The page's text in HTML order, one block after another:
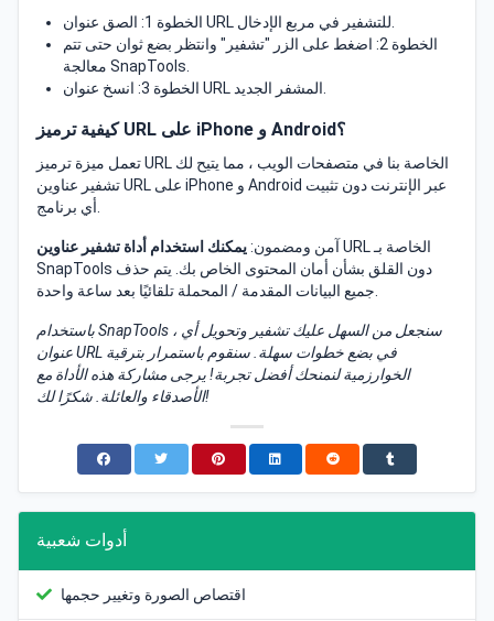
الخطوة 2: اضغط على الزر "تشفير" وانتظر بضع ثوان حتى تتم
معالجة SnapTools.
كيفية ترميز URL على iPhone و Android؟
تعمل ميزة ترميز URL الخاصة بنا في متصفحات الويب ، مما يتيح لك
تشفير عناوين URL على iPhone و Android عبر الإنترنت دون تثبيت
آمن ومضمون:يمكنك استخدام أداة تشفير عناوين
URL الخاصة بـ
SnapTools دون القلق بشأن أمان المحتوى الخاص بك. يتم حذف
باستخدام SnapTools ، سنجعل من السهل عليك تشفير وتحويل أي
عنوان URL في بضع خطوات سهلة. سنقوم باستمرار بترقية
الخوارزمية لنمنحك أفضل تجربة! يرجى مشاركة هذه الأداة مع
الأصدقاء والعائلة. شكرًا لك!
أدوات شعبية
اقتصاص الصورة وتغيير حجمها